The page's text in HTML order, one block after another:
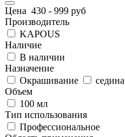
Цена 430 - 999 руб
Производитель
KAPOUS
Наличие
В наличии
Назначение
Окрашивание
седина
Объем
100 мл
Тип использования
Профессиональное